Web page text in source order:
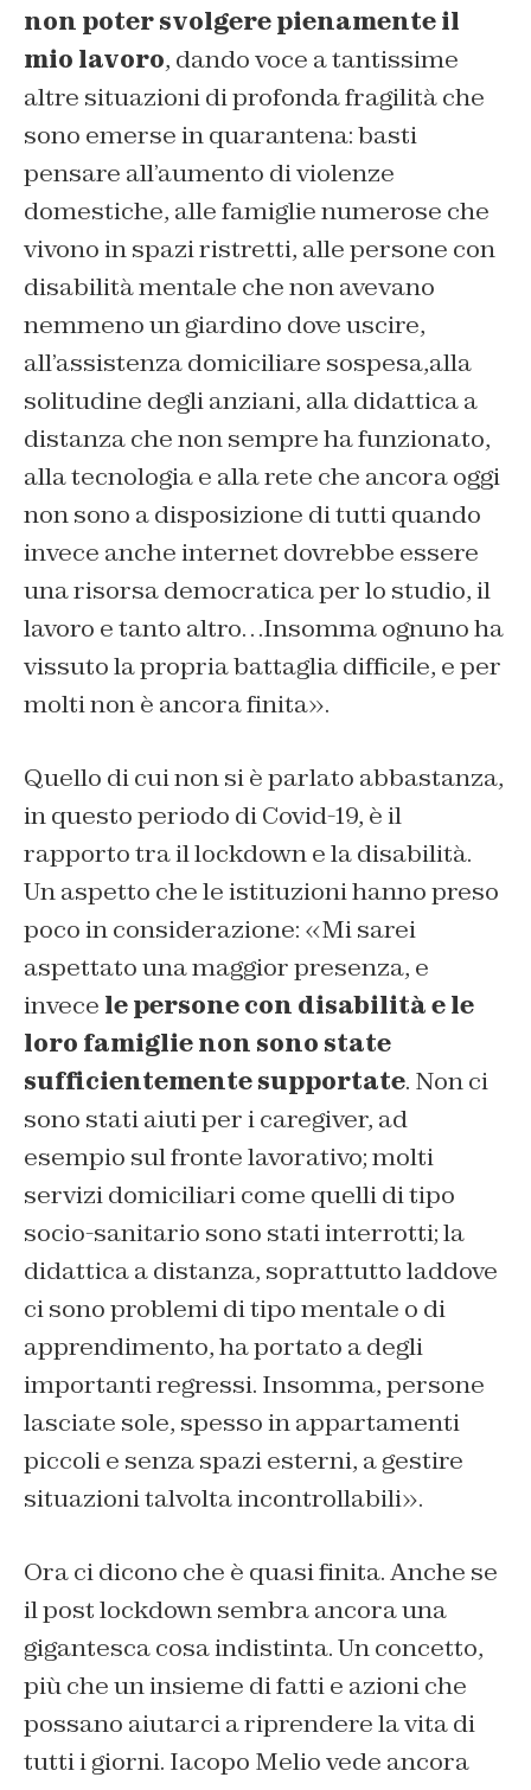
non poter svolgere pienamente il
mio lavoro, dando voce a tantissime
altre situazioni di profonda fragilità che
sono emerse in quarantena: basti
pensare all’aumento di violenze
domestiche, alle famiglie numerose che
vivono in spazi ristretti, alle persone con
disabilità mentale che non avevano
nemmeno un giardino dove uscire,
all’assistenza domiciliare sospesa,alla
solitudine degli anziani, alla didattica a
distanza che non sempre ha funzionato,
alla tecnologia e alla rete che ancora oggi
non sono a disposizione di tutti quando
invece anche internet dovrebbe essere
una risorsa democratica per lo studio, il
lavoro e tanto altro…Insomma ognuno ha
vissuto la propria battaglia difficile, e per
molti non è ancora finita».
Quello di cui non si è parlato abbastanza,
in questo periodo di Covid-19, è il
rapporto tra il lockdown e la disabilità.
Un aspetto che le istituzioni hanno preso
poco in considerazione: «Mi sarei
aspettato una maggior presenza, e
invece le persone con disabilità e le
loro famiglie non sono state
sufficientemente supportate. Non ci
sono stati aiuti per i caregiver, ad
esempio sul fronte lavorativo; molti
servizi domiciliari come quelli di tipo
socio-sanitario sono stati interrotti; la
didattica a distanza, soprattutto laddove
ci sono problemi di tipo mentale o di
apprendimento, ha portato a degli
importanti regressi. Insomma, persone
lasciate sole, spesso in appartamenti
piccoli e senza spazi esterni, a gestire
situazioni talvolta incontrollabili».
Ora ci dicono che è quasi finita. Anche se
il post lockdown sembra ancora una
gigantesca cosa indistinta. Un concetto,
più che un insieme di fatti e azioni che
possano aiutarci a riprendere la vita di
tutti i giorni. Iacopo Melio vede ancora